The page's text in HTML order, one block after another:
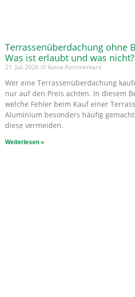
Terrassenüberdachung ohne
Was ist erlaubt und was nicht?
21. Juli 2026 Keine Kommentare
Wer eine Terrassenüberdachung
nur auf den Preis achten. In diesem
welche Fehler beim Kauf einer
Aluminium besonders häufig
diese vermeiden.
Weiterlesen »